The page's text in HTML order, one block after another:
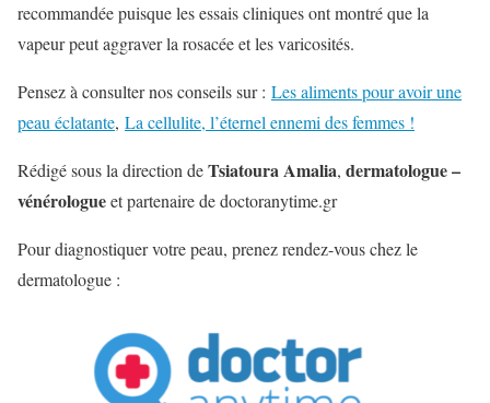
recommandée puisque les essais cliniques ont montré que la
vapeur peut aggraver la rosacée et les varicosités.
Pensez à consulter nos conseils sur : Les aliments pour avoir une
peau éclatante, La cellulite, l’éternel ennemi des femmes !
Rédigé sous la direction deTsiatoura Amalia, dermatologue –
vénérologueet partenaire de doctoranytime.gr
Pour diagnostiquer votre peau, prenez rendez-vous chez le
dermatologue :